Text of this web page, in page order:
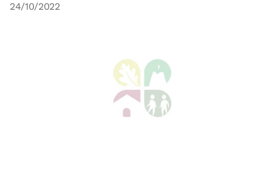
24/10/2022